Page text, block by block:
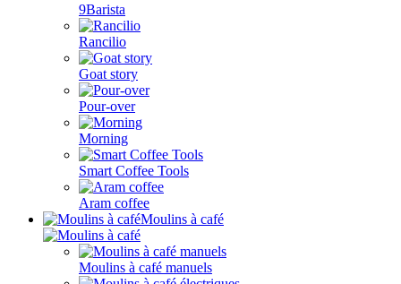
9Barista
Rancilio
Goat story
Pour-over
Morning
Smart Coffee Tools
Aram coffee
Moulins à café
Moulins à café manuels